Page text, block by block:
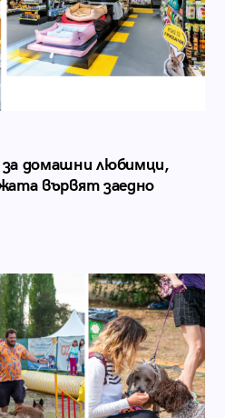
домашни любимци,
вървят заедно